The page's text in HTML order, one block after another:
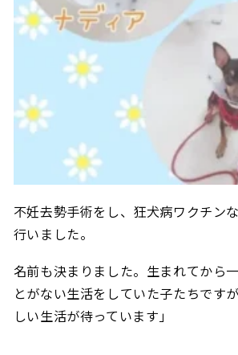
不妊去勢手術をし、狂犬病ワクチン
行いました。
名前も決まりました。生まれてから
とがない生活をしていた子たちです
しい生活が待っています」